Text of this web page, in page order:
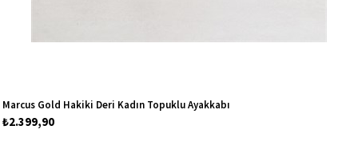
Marcus Gold Hakiki Deri Kadın Topuklu Ayakkabı
₺2.399,90